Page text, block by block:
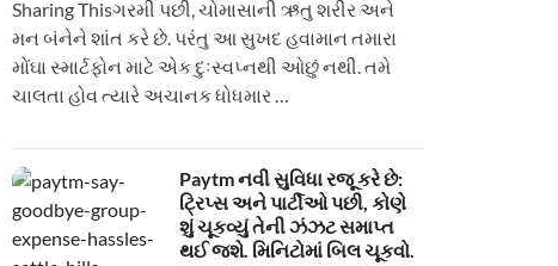
Sharing Thisગરમી પછી, ચોમાસાની ઋતુ શરીર અને
મન બંનેને શાંત કરે છે. પરંતુ આ સુખદ હવામાન તમારા
મોંઘા સ્માર્ટફોન માટે એક દુઃસ્વપ્નથી ઓછું નથી. તમે
ચાલતા હોવ ત્યારે અચાનક ધોધમાર …
Paytm નવી સુવિધા રજૂ કરે છે:
ટ્રિપ્સ અને પાર્ટીઓ પછી, કોણે
શું ચૂકવ્યું તેની ઝંઝટ સમાપ્ત
થઈ જશે. મિનિટોમાં બિલ ચૂકવો.